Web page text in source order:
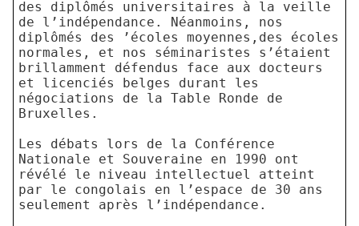
des diplômés universitaires à la veille
de l’indépendance. Néanmoins, nos
diplômés des ’écoles moyennes,des écoles
normales, et nos séminaristes s’étaient
brillamment défendus face aux docteurs
et licenciés belges durant les
négociations de la Table Ronde de
Bruxelles.
Les débats lors de la Conférence
Nationale et Souveraine en 1990 ont
révélé le niveau intellectuel atteint
par le congolais en l’espace de 30 ans
seulement après l’indépendance.